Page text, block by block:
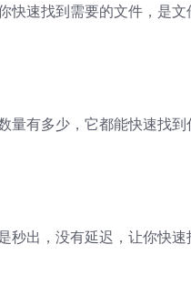
快速找到需要的文件，是文
量有多少，它都能快速找到
秒出，没有延迟，让你快速